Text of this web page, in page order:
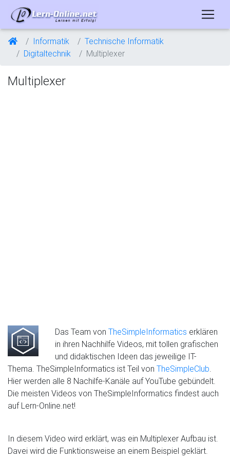
Informatik
Technische Informatik
Digitaltechnik
Multiplexer
Multiplexer
Das Team von TheSimpleInformatics erklären
in ihren Nachhilfe Videos, mit tollen grafischen
und didaktischen Ideen das jeweilige IT-
Thema. TheSimpleInformatics ist Teil von TheSimpleClub.
Hier werden alle 8 Nachilfe-Kanäle auf YouTube gebündelt.
Die meisten Videos von TheSimpleInformatics findest auch
auf Lern-Online.net!
In diesem Video wird erklärt, was ein Multiplexer Aufbau ist.
Davei wird die Funktionsweise an einem Beispiel geklärt.